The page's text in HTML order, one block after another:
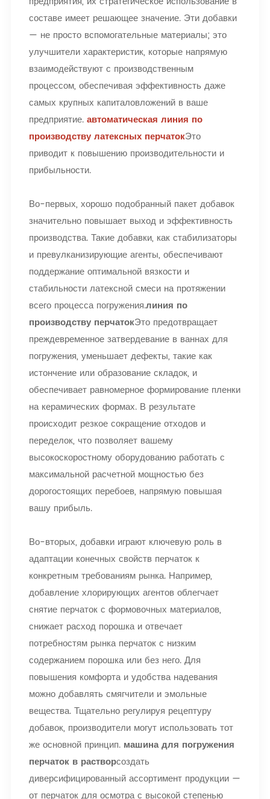
составе имеет решающее значение. Эти добавки
— не просто вспомогательные материалы; это
улучшители характеристик, которые напрямую
взаимодействуют с производственным
процессом, обеспечивая эффективность даже
самых крупных капиталовложений в ваше
предприятие. автоматическая линия по
производству латексных перчатокЭто
приводит к повышению производительности и
прибыльности.
Во-первых, хорошо подобранный пакет добавок
значительно повышает выход и эффективность
производства. Такие добавки, как стабилизаторы
и превулканизирующие агенты, обеспечивают
поддержание оптимальной вязкости и
стабильности латексной смеси на протяжении
всего процесса погружения.линия по
производству перчатокЭто предотвращает
преждевременное затвердевание в ваннах для
погружения, уменьшает дефекты, такие как
истончение или образование складок, и
обеспечивает равномерное формирование пленки
на керамических формах. В результате
происходит резкое сокращение отходов и
переделок, что позволяет вашему
высокоскоростному оборудованию работать с
максимальной расчетной мощностью без
дорогостоящих перебоев, напрямую повышая
вашу прибыль.
Во-вторых, добавки играют ключевую роль в
адаптации конечных свойств перчаток к
конкретным требованиям рынка. Например,
добавление хлорирующих агентов облегчает
снятие перчаток с формовочных материалов,
снижает расход порошка и отвечает
потребностям рынка перчаток с низким
содержанием порошка или без него. Для
повышения комфорта и удобства надевания
можно добавлять смягчители и эмольные
вещества. Тщательно регулируя рецептуру
добавок, производители могут использовать тот
же основной принцип. машина для погружения
перчаток в раствор​создать
диверсифицированный ассортимент продукции —
от перчаток для осмотра с высокой степенью